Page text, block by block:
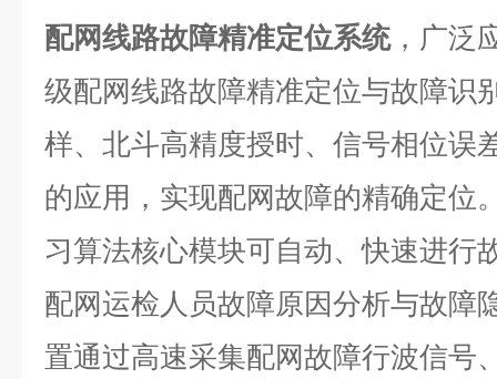
配网线路故障精准定位系统，广泛
级配网线路故障精准定位与故障识
样、北斗高精度授时、信号相位误
的应用，实现配网故障的精确定位
习算法核心模块可自动、快速进行
配网运检人员故障原因分析与故障
置通过高速采集配网故障行波信号